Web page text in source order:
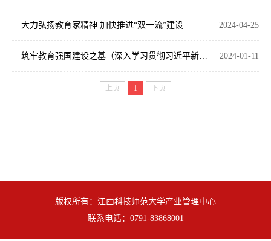
2024-04-25
大力弘扬教育家精神 加快推进“双一流”建设
2024-01-11
筑牢教育强国建设之基（深入学习贯彻习近平新时代中国特色社会主义思想）
上页 1 下页
版权所有：江西科技师范大学产业管理中心
联系电话：0791-83868001